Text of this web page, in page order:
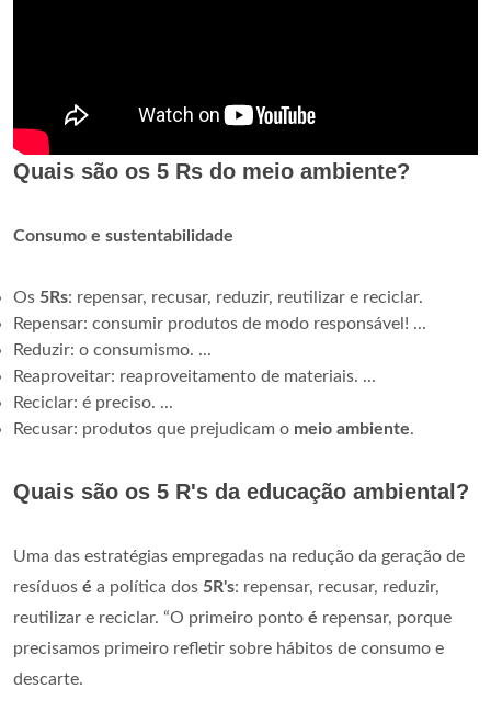
Quais são os 5 Rs do meio ambiente?
Consumo e sustentabilidade
Os 5Rs: repensar, recusar, reduzir, reutilizar e reciclar.
Repensar: consumir produtos de modo responsável! ...
Reduzir: o consumismo. ...
Reaproveitar: reaproveitamento de materiais. ...
Reciclar: é preciso. ...
Recusar: produtos que prejudicam o meio ambiente.
Quais são os 5 R's da educação ambiental?
Uma das estratégias empregadas na redução da geração de
resíduos é a política dos 5R's: repensar, recusar, reduzir,
reutilizar e reciclar. “O primeiro ponto é repensar, porque
precisamos primeiro refletir sobre hábitos de consumo e
descarte.